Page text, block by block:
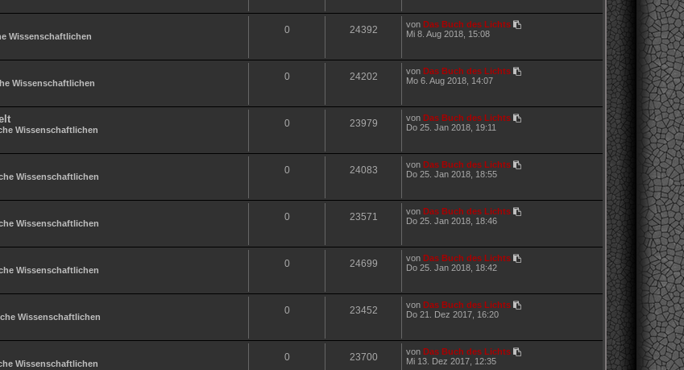
Wissenschaftlichen
0 24392 von Das Buch des Lichts
Mi 8. Aug 2018, 15:08
Wissenschaftlichen
0 24202 von Das Buch des Lichts
Mo 6. Aug 2018, 14:07
Wissenschaftlichen
0 23979 von Das Buch des Lichts
Do 25. Jan 2018, 19:11
Wissenschaftlichen
0 24083 von Das Buch des Lichts
Do 25. Jan 2018, 18:55
Wissenschaftlichen
0 23571 von Das Buch des Lichts
Do 25. Jan 2018, 18:46
Wissenschaftlichen
0 24699 von Das Buch des Lichts
Do 25. Jan 2018, 18:42
Wissenschaftlichen
0 23452 von Das Buch des Lichts
Do 21. Dez 2017, 16:20
Wissenschaftlichen
0 23700 von Das Buch des Lichts
Mi 13. Dez 2017, 12:35